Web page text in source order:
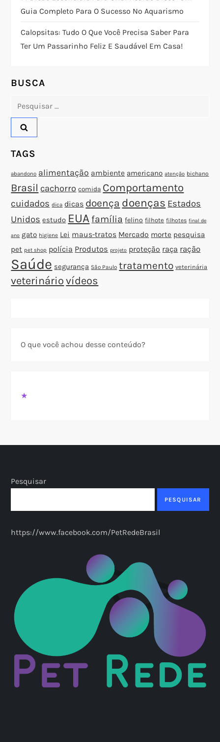
o
d
e
P
o
s
t
Guia Completo Para O Sucesso No Aquarismo
Calopsitas: Tudo O Que Você Precisa Saber Para
Ter Um Passarinho Feliz E Saudável Em Casa!
BUSCA
Pesquisar
TAGS
abandono alimentação ambiente americano atenção bichano
Brasil cachorro comida Comportamento
cuidados dica dicas doença doenças Estados
Unidos estudo EUA família felino filhote filhotes final de
ano gato higiene Lei maus-tratos Mercado morte pesquisa
pet pet shop polícia Produtos projeto proteção raça ração
Saúde segurança São Paulo tratamento veterinária
veterinário vídeos
O que você achou desse conteúdo?
★
Pesquisar
PESQUISAR
https://www.facebook.com/PetRedeBrasil